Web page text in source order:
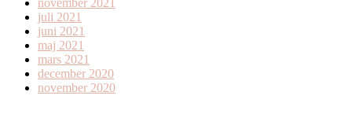
november 2021
juli 2021
juni 2021
maj 2021
mars 2021
december 2020
november 2020